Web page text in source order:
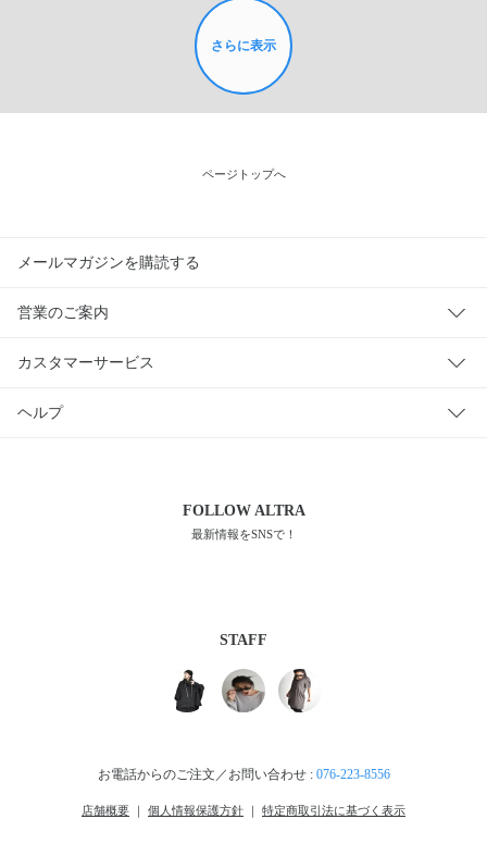
さらに表示
ページトップへ
メールマガジンを購読する
営業のご案内
カスタマーサービス
ヘルプ
FOLLOWALTRA
最新情報をSNSで！
STAFF
お電話からのご注文／お問い合わせ : 076-223-8556
店舗概要 個人情報保護方針 特定商取引法に基づく表示